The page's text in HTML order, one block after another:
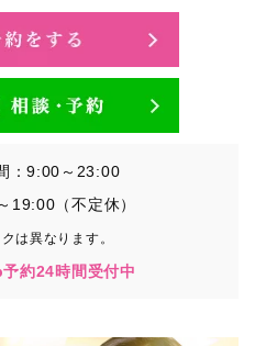
することができる情報
スの利用に関連して取得す
情報
クセスログ等の利用状況に
間接的に収集する情報
下の情報をパブリックDMP
：9:00～23:00
19:00（不定休）
は異なります。
約24時間受付中